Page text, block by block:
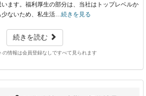
ます。福利厚生の部分は、当社はトップレベルか
ないため、私生活… 続きを見る
続きを読む
情報は会員登録なしですべて見られます